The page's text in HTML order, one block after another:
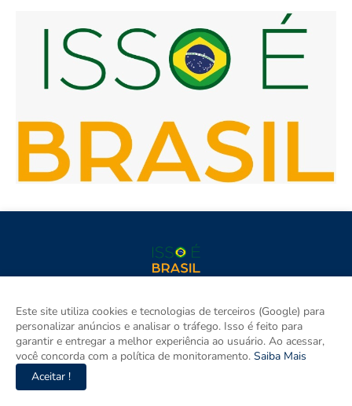
Regiões do Brasil. Aqui tem informação de verdade com
imparcialidade. Os principais temas são política, cidades e
empreendedorismo. DRT 0010556/DF.
Este site utiliza cookies e tecnologias de terceiros (Google) para
personalizar anúncios e analisar o tráfego. Isso é feito para
garantir e entregar a melhor experiência ao usuário. Ao acessar,
você concorda com a política de monitoramento. Saiba Mais
Aceitar !